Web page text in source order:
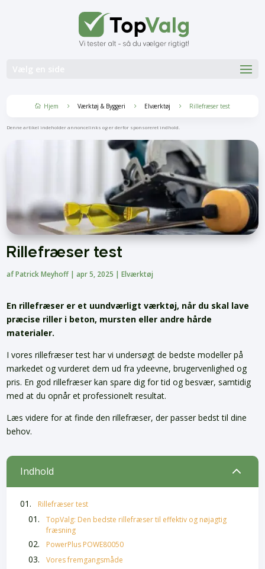
 Hjem 5 Værktøj & Byggeri 5 Elværktøj 5 Rillefræser test
Denne artikel indeholder annoncelinks og er derfor sponsoreret indhold.
Rillefræser test
afPatrick Meyhoff |apr 5, 2025 |Elværktøj
En rillefræser er et uundværligt værktøj, når du skal lave
præcise riller i beton, mursten eller andre hårde
materialer.
I vores rillefræser test har vi undersøgt de bedste modeller på
markedet og vurderet dem ud fra ydeevne, brugervenlighed og
pris. En god rillefræser kan spare dig for tid og besvær, samtidig
med at du opnår et professionelt resultat.
Læs videre for at finde den rillefræser, der passer bedst til dine
behov.
Indhold 2
Rillefræser test
TopValg: Den bedste rillefræser til effektiv og nøjagtig
fræsning
PowerPlus POWE80050
Vores fremgangsmåde